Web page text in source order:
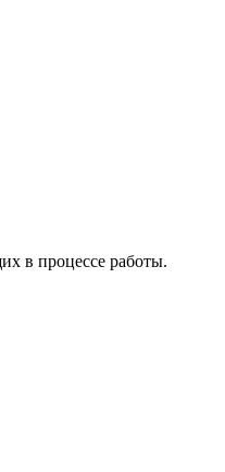
в процессе работы.